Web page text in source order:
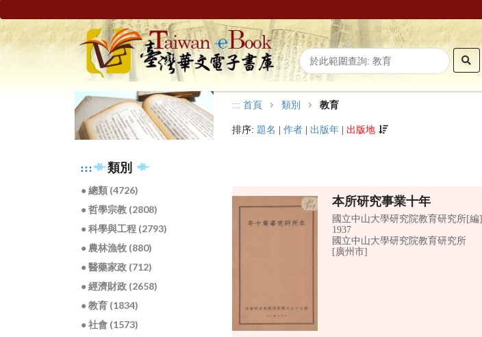
::: 類別
● 總類 (4726)
● 哲學宗教 (2808)
● 科學與工程 (2793)
● 農林漁牧 (880)
● 醫藥家政 (712)
● 經濟財政 (2658)
● 教育 (1834)
● 社會 (1573)
::: 首頁 類別 教育
排序: 題名 |作者 出版年 |出版地
本所研究事業十年
國立中山大學研究院教育研究所[編]
1937
國立中山大學研究院教育研究所
[廣州市]